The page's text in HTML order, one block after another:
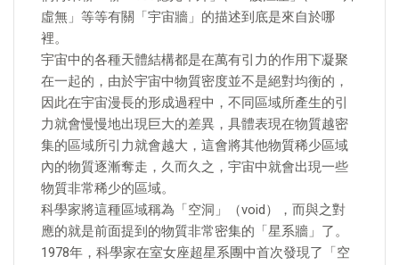
虛無」等等有關「宇宙牆」的描述到底是來自於哪
裡。
宇宙中的各種天體結構都是在萬有引力的作用下凝聚
在一起的，由於宇宙中物質密度並不是絕對均衡的，
因此在宇宙漫長的形成過程中，不同區域所產生的引
力就會慢慢地出現巨大的差異，具體表現在物質越密
集的區域所引力就會越大，這會將其他物質稀少區域
內的物質逐漸奪走，久而久之，宇宙中就會出現一些
物質非常稀少的區域。
科學家將這種區域稱為「空洞」（void），而與之對
應的就是前面提到的物質非常密集的「星系牆」了。
1978年，科學家在室女座超星系團中首次發現了「空